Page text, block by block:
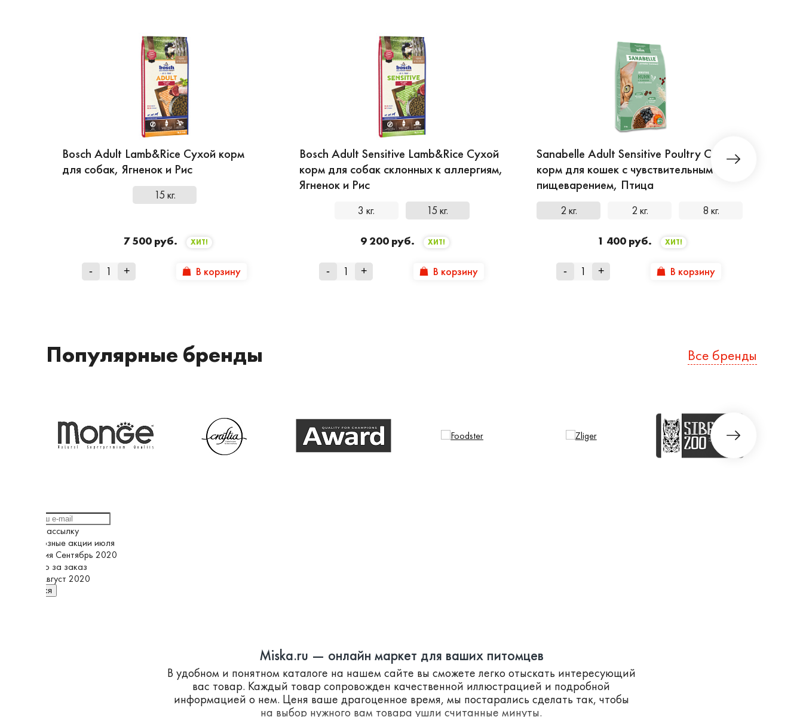
Bosch Adult Lamb&Rice Сухой корм
для собак, Ягненок и Рис
15 кг.
7 500 руб. ХИТ!
- + В корзину
Bosch Adult Sensitive Lamb&Rice Сухой
корм для собак склонных к аллергиям,
Ягненок и Рис
3 кг. 15 кг.
9 200 руб. ХИТ!
- + В корзину
Sanabelle Adult Sensitive Poultry Сухой
корм для кошек с чувствительным
пищеварением, Птица
2 кг. 2 кг. 8 кг.
1 400 руб. ХИТ!
- + В корзину
Популярные бренды Все бренды
Выберите рассылку
Грандиозные акции июля
Кампания Сентябрь 2020
Спасибо за заказ
Супер Август 2020
Подписаться
Miska.ru — онлайн маркет для ваших питомцев
В удобном и понятном каталоге на нашем сайте вы сможете легко отыскать интересующий
вас товар. Каждый товар сопровожден качественной иллюстрацией и подробной
информацией о нем. Ценя ваше драгоценное время, мы постарались сделать так, чтобы
на выбор нужного вам товара ушли считанные минуты.